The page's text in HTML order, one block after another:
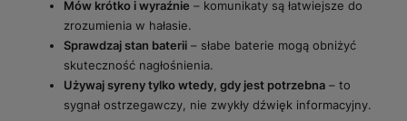
Mów krótko i wyraźnie – komunikaty są łatwiejsze do
zrozumienia w hałasie.
Sprawdzaj stan baterii – słabe baterie mogą obniżyć
skuteczność nagłośnienia.
Używaj syreny tylko wtedy, gdy jest potrzebna – to
sygnał ostrzegawczy, nie zwykły dźwięk informacyjny.